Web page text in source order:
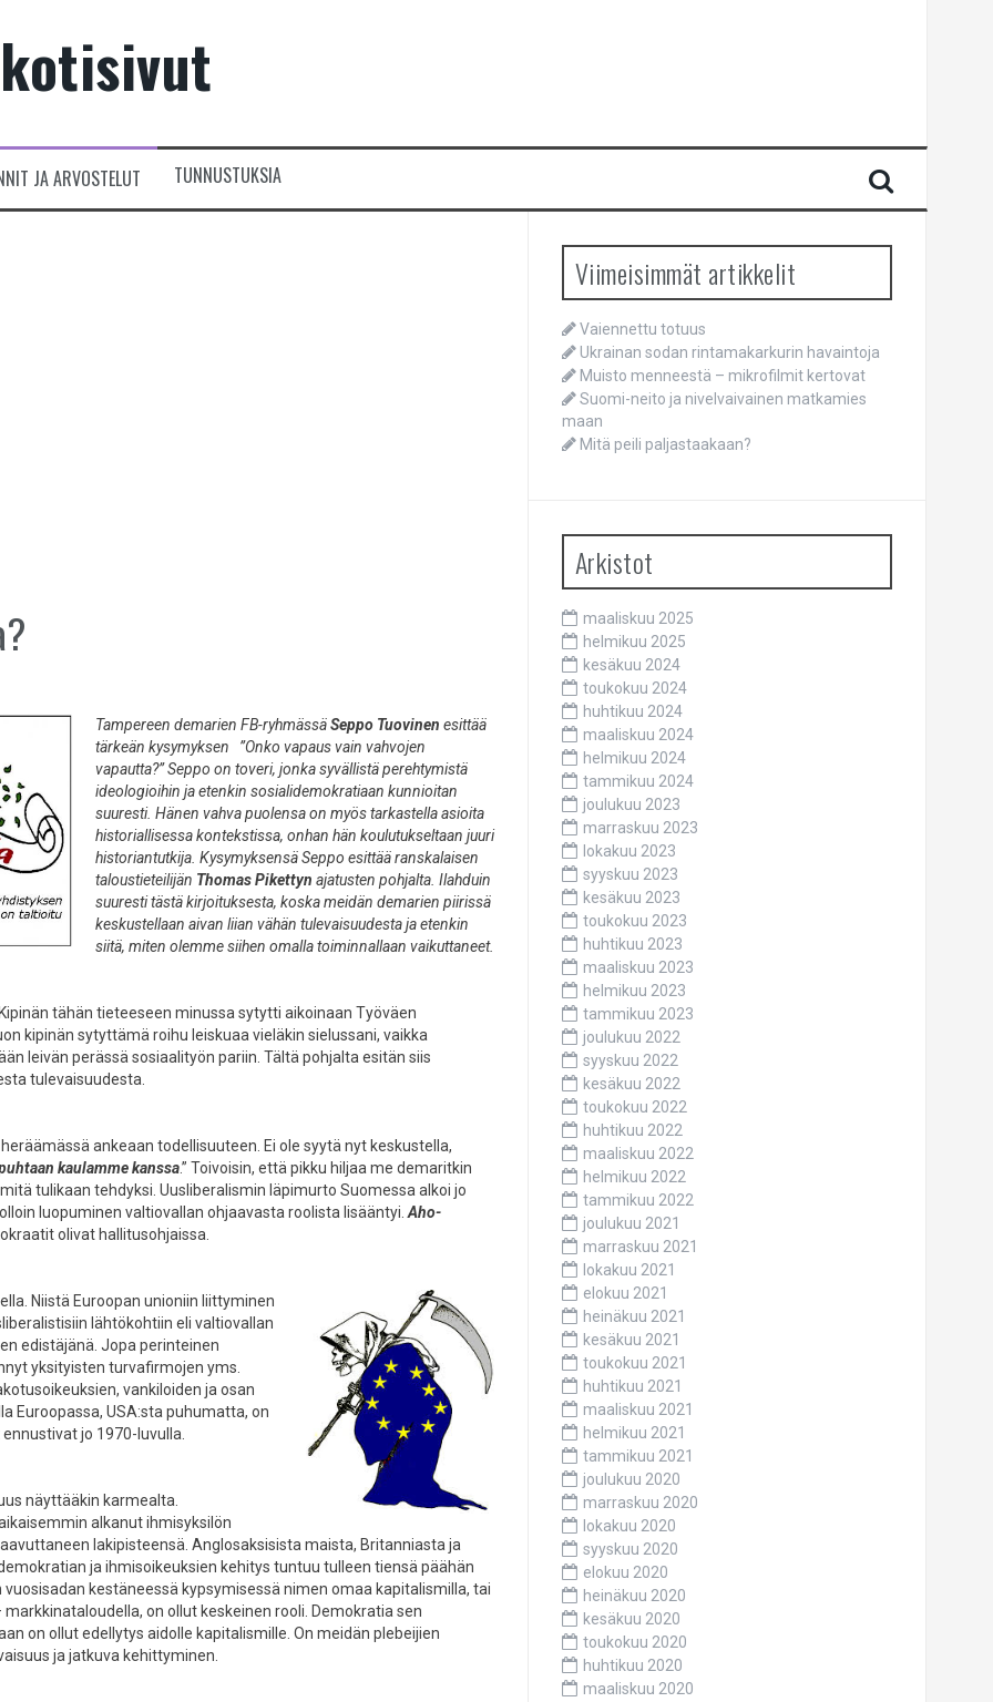
JA ARVOSTELUT TUNNUSTUKSIA
Tampereen demarien FB-ryhmässäSeppo Tuovinen esittää
tärkeän kysymyksen ”Onko vapaus vain vahvojen
vapautta?” Seppo on toveri, jonka syvällistä perehtymistä
ideologioihin ja etenkin sosialidemokratiaan kunnioitan
suuresti. Hänen vahva puolensa on myös tarkastella asioita
historiallisessa kontekstissa, onhan hän koulutukseltaan juuri
historiantutkija. Kysymyksensä Seppo esittää ranskalaisen
taloustieteilijän Thomas Pikettyn ajatusten pohjalta. Ilahduin
suuresti tästä kirjoituksesta, koska meidän demarien piirissä
keskustellaan aivan liian vähän tulevaisuudesta ja etenkin
siitä, miten olemme siihen omalla toiminnallaan vaikuttaneet.
tähän tieteeseen minussa sytytti aikoinaan Työväen
kipinän sytyttämä roihu leiskuaa vieläkin sielussani, vaikka
leivän perässä sosiaalityön pariin. Tältä pohjalta esitän siis
tulevaisuudesta.
ankeaan todellisuuteen. Ei ole syytä nyt keskustella,
kaulamme kanssa.” Toivoisin, että pikku hiljaa me demaritkin
tulikaan tehdyksi. Uusliberalismin läpimurto Suomessa alkoi jo
luopuminen valtiovallan ohjaavasta roolista lisääntyi. Aho-
olivat hallitusohjaissa.
Niistä Euroopan unioniin liittyminen
lähtökohtiin eli valtiovallan
edistäjänä. Jopa perinteinen
yksityisten turvafirmojen yms.
vankiloiden ja osan
Euroopassa, USA:sta puhumatta, on
jo 1970-luvulla.
näyttääkin karmealta.
alkanut ihmisyksilön
lakipisteensä. Anglosaksisista maista, Britanniasta ja
ja ihmisoikeuksien kehitys tuntuu tulleen tiensä päähän
kestäneessä kypsymisessä nimen omaa kapitalismilla, tai
on ollut keskeinen rooli. Demokratia sen
on ollut edellytys aidolle kapitalismille. On meidän plebeijien
ja jatkuva kehittyminen.
Viimeisimmät artikkelit
Vaiennettu totuus
Ukrainan sodan rintamakarkurin havaintoja
Muisto menneestä – mikrofilmit kertovat
Suomi-neito ja nivelvaivainen matkamies
maan
Mitä peili paljastaakaan?
Arkistot
maaliskuu 2025
helmikuu 2025
kesäkuu 2024
toukokuu 2024
huhtikuu 2024
maaliskuu 2024
helmikuu 2024
tammikuu 2024
joulukuu 2023
marraskuu 2023
lokakuu 2023
syyskuu 2023
kesäkuu 2023
toukokuu 2023
huhtikuu 2023
maaliskuu 2023
helmikuu 2023
tammikuu 2023
joulukuu 2022
syyskuu 2022
kesäkuu 2022
toukokuu 2022
huhtikuu 2022
maaliskuu 2022
helmikuu 2022
tammikuu 2022
joulukuu 2021
marraskuu 2021
lokakuu 2021
elokuu 2021
heinäkuu 2021
kesäkuu 2021
toukokuu 2021
huhtikuu 2021
maaliskuu 2021
helmikuu 2021
tammikuu 2021
joulukuu 2020
marraskuu 2020
lokakuu 2020
syyskuu 2020
elokuu 2020
heinäkuu 2020
kesäkuu 2020
toukokuu 2020
huhtikuu 2020
maaliskuu 2020